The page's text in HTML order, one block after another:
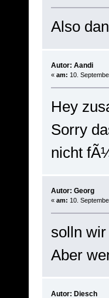
Also
Autor: Aandi
« am: 10.
Hey
Sorry
nicht
Autor: Georg
« am: 10.
solln
Aber
Autor: Diesch